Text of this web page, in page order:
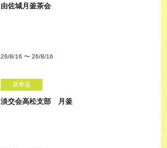
由佐城月釜茶会
26/8/16 〜 26/8/16
茶華道
淡交会高松支部 月釜